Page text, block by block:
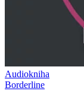
Audiokniha
Borderline